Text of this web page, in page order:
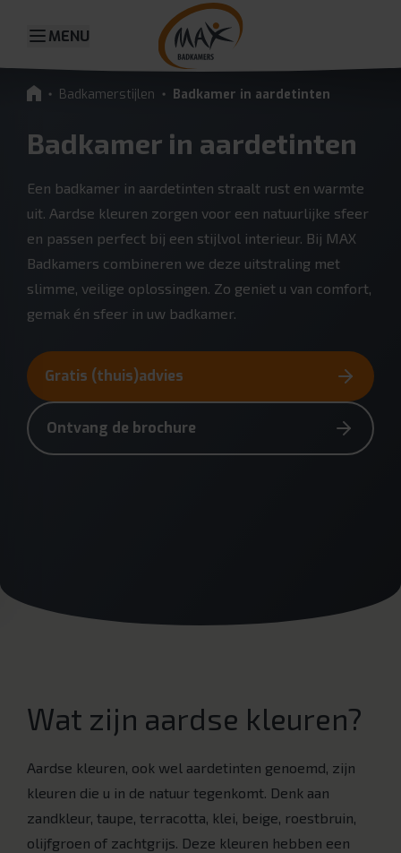
MENU
Badkamerstijlen Badkamer in aardetinten
Badkamer in aardetinten
Een badkamer in aardetinten straalt rust en warmte
uit. Aardse kleuren zorgen voor een natuurlijke sfeer
en passen perfect bij een stijlvol interieur. Bij MAX
Badkamers combineren we deze uitstraling met
slimme, veilige oplossingen. Zo geniet u van comfort,
gemak én sfeer in uw badkamer.
Gratis (thuis)advies
Ontvang de brochure
Wat zijn aardse kleuren?
Aardse kleuren, ook wel aardetinten genoemd, zijn
kleuren die u in de natuur tegenkomt. Denk aan
zandkleur, taupe, terracotta, klei, beige, roestbruin,
olijfgroen of zachtgrijs. Deze kleuren hebben een